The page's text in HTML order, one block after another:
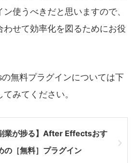
使うべきだと思いますので、
わせて効率化を図るためにお役
無料プラグインについては下
みてください。
業が捗る】After Effectsおす
の［無料］プラグイン